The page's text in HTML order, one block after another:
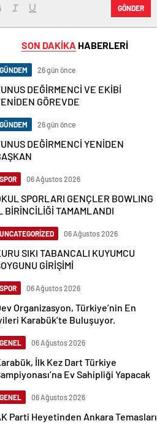
GÖNDER
SON DAKİKA HABERLERİ
GÜNDEM 26 gün önce
DEĞİRMENCİ VE EKİBİ
GÖREVDE
GÜNDEM 26 gün önce
DEĞİRMENCİ YENİDEN
SPOR 06 Ağustos 2026
SPORLARI GENÇLER BOWLING
BİRİNCİLİĞİ TAMAMLANDI
UNCATEGORİZED 06 Ağustos 2026
SIKI TABANCALI KUYUMCU
GİRİŞİMİ
SPOR 06 Ağustos 2026
Organizasyon, Türkiye’nin En
Karabük’te Buluşuyor.
GENEL 06 Ağustos 2026
İlk Kez Dart Türkiye
Ev Sahipliği Yapacak
GENEL 06 Ağustos 2026
Parti Heyetinden Ankara Temasları